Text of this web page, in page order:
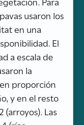
usaron los
en una
El
a escala de
la
proporción
y en el resto
(arroyos). Las